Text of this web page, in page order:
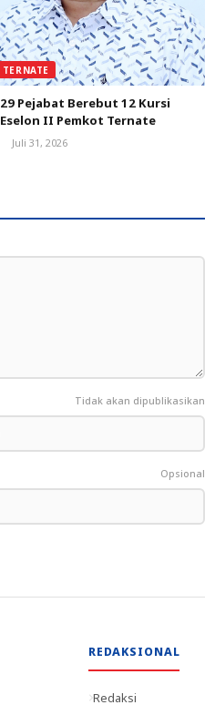
TERNATE
29 Pejabat Berebut 12 Kursi
Eselon II Pemkot Ternate
Juli 31, 2026
Tidak akan dipublikasikan
Opsional
REDAKSIONAL
Redaksi